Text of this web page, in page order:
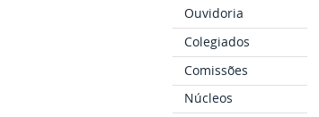
Ouvidoria
Colegiados
Comissões
Núcleos